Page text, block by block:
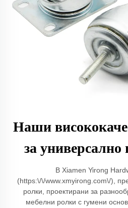
Наши
за
В Xiamen Yirong
(https:\/\/www.xmyirong.com\/),
ролки, проектирани за
мебелни ролки с гумени